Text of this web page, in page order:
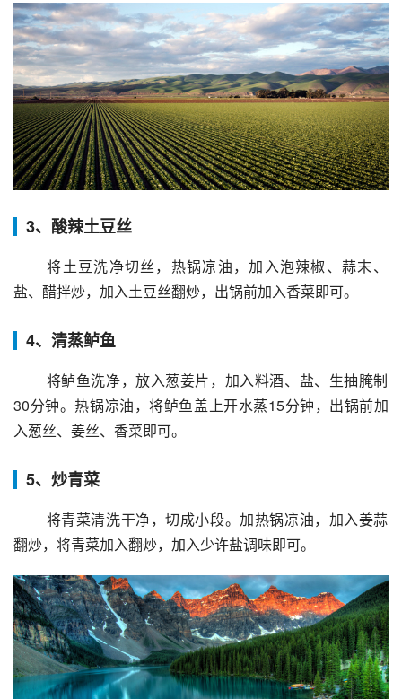
3、酸辣土豆丝
将土豆洗净切丝，热锅凉油，加入泡辣椒、蒜末、
盐、醋拌炒，加入土豆丝翻炒，出锅前加入香菜即可。
4、清蒸鲈鱼
30分钟。热锅凉油，将鲈鱼盖上开水蒸15分钟，出锅前加
入葱丝、姜丝、香菜即可。
5、炒青菜
翻炒，将青菜加入翻炒，加入少许盐调味即可。